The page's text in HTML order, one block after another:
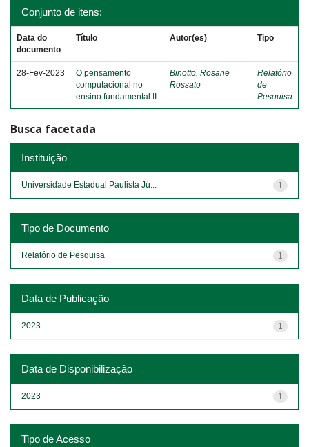
Conjunto de itens:
Data do
documento
Título Autor(es) Tipo
28-Fev-2023
O pensamento
computacional no
ensino fundamental II
Binotto, Rosane
Rossato
Relatório
de
Pesquisa
Busca facetada
Instituição
1
Universidade Estadual Paulista Jú...
Tipo de Documento
1
Relatório de Pesquisa
Data de Publicação
1
2023
Data de Disponibilização
1
2023
Tipo de Acesso